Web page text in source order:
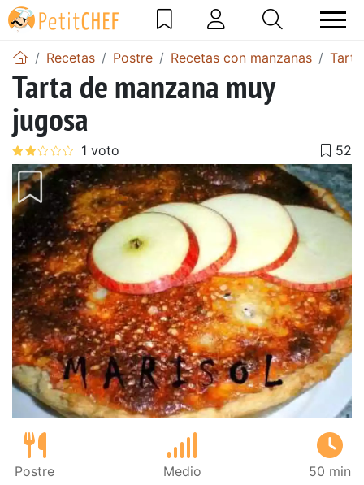
Recetas Postre Recetas con manzanas
Tarta de manzana muy
jugosa
Postre Medio 50 min